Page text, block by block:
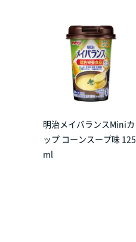
明治メイバランスMiniカ
ップ コーンスープ味 125
ml